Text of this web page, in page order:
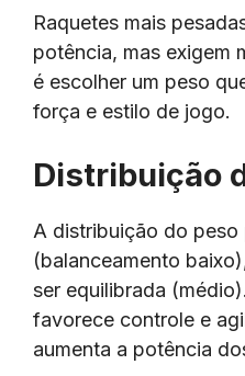
Raquetes mais
potência, mas exigem
é escolher um peso
força e estilo de jogo.
Distribuição
A distribuição do
(balanceamento
ser equilibrada
favorece controle e
aumenta a potência